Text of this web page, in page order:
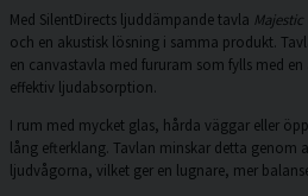
Med SilentDirects ljuddämpande tavla Majestic
och en akustisk lösning i samma produkt.
en canvastavla med fururam som fylls med
effektiv ljudabsorption.
I rum med mycket glas, hårda väggar eller
lång efterklang. Tavlan minskar detta genom
ljudvågorna, vilket ger en lugnare, mer